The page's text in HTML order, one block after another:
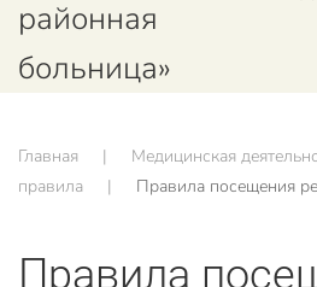
районная
больница»
Главная Медицинская
правила
Правила посещения
Правила